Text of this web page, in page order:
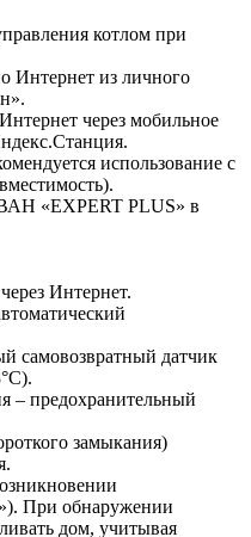
котлом при
Интернет из личного
через мобильное
использование с
«EXPERT PLUS» в
Интернет.
самовозвратный датчик
– предохранительный
замыкания)
При обнаружении
дом, учитывая